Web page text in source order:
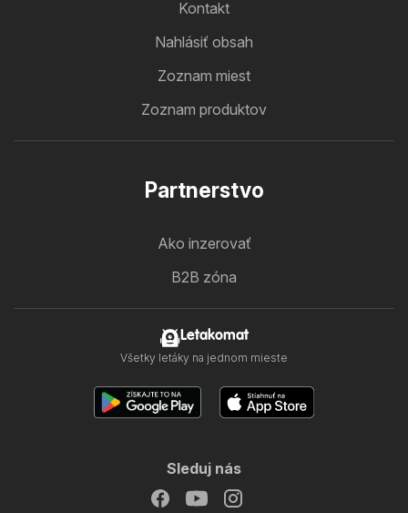
Kontakt
Nahlásiť obsah
Zoznam miest
Zoznam produktov
Partnerstvo
Ako inzerovať
B2B zóna
Letakomat
Všetky letáky na jednom mieste
Sleduj nás